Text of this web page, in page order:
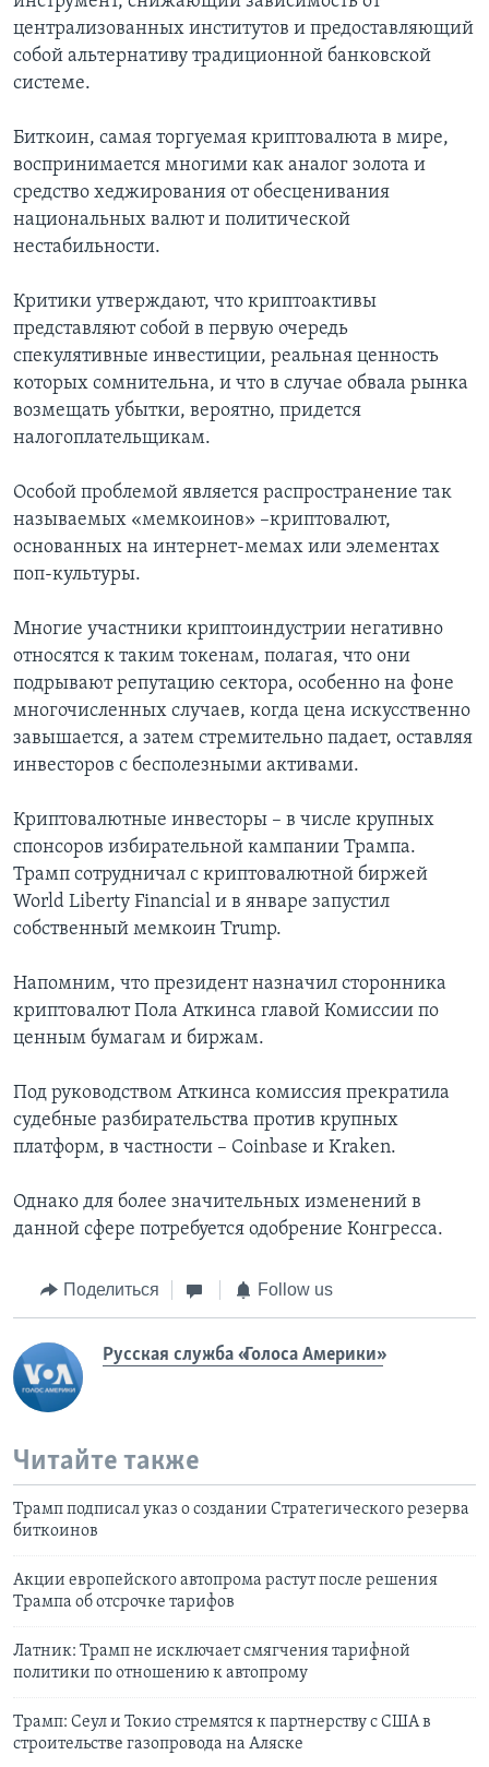
централизованных институтов и предоставляющий
собой альтернативу традиционной банковской
системе.
Биткоин, самая торгуемая криптовалюта в мире,
воспринимается многими как аналог золота и
средство хеджирования от обесценивания
национальных валют и политической
нестабильности.
Критики утверждают, что криптоактивы
представляют собой в первую очередь
спекулятивные инвестиции, реальная ценность
которых сомнительна, и что в случае обвала рынка
возмещать убытки, вероятно, придется
налогоплательщикам.
Особой проблемой является распространение так
называемых «мемкоинов» –криптовалют,
основанных на интернет-мемах или элементах
поп-культуры.
Многие участники криптоиндустрии негативно
относятся к таким токенам, полагая, что они
подрывают репутацию сектора, особенно на фоне
многочисленных случаев, когда цена искусственно
завышается, а затем стремительно падает, оставляя
инвесторов с бесполезными активами.
Криптовалютные инвесторы – в числе крупных
спонсоров избирательной кампании Трампа.
Трамп сотрудничал с криптовалютной биржей
World Liberty Financial и в январе запустил
собственный мемкоин Trump.
Напомним, что президент назначил сторонника
криптовалют Пола Аткинса главой Комиссии по
ценным бумагам и биржам.
Под руководством Аткинса комиссия прекратила
судебные разбирательства против крупных
платформ, в частности – Coinbase и Kraken.
Однако для более значительных изменений в
данной сфере потребуется одобрение Конгресса.
Поделиться Follow us
Русская служба «Голоса Америки»
Читайте также
Трамп подписал указ о создании Стратегического резерва
биткоинов
Акции европейского автопрома растут после решения
Трампа об отсрочке тарифов
Латник: Трамп не исключает смягчения тарифной
политики по отношению к автопрому
Трамп: Сеул и Токио стремятся к партнерству с США в
строительстве газопровода на Аляске